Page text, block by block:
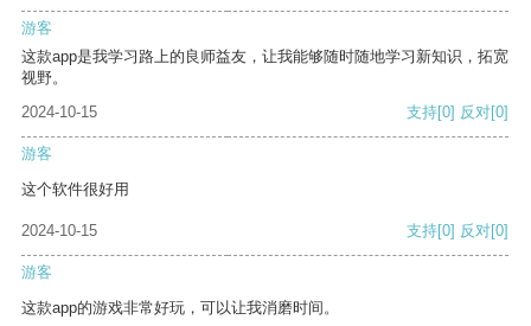
游客
这款app是我学习路上的良师益友，让我能够随时随地学习新知识，拓宽
视野。
2024-10-15
支持[0] 反对[0]
游客
这个软件很好用
2024-10-15 支持[0] 反对[0]
游客
这款app的游戏非常好玩，可以让我消磨时间。